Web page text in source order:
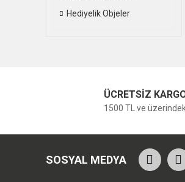
Hediyelik Objeler
ÜCRETSİZ
1500 TL ve
SOSYAL MEDYA